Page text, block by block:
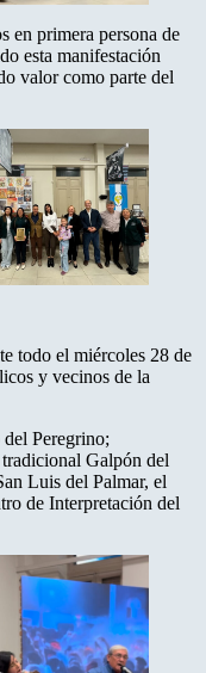
en primera persona de
esta manifestación
valor como parte del
todo el miércoles 28 de
y vecinos de la
Peregrino;
tradicional Galpón del
Luis del Palmar, el
de Interpretación del